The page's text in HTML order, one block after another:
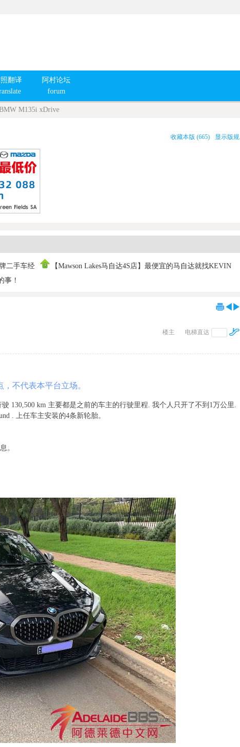
翻译
阿村论坛
forum
M135i xDrive
显示版规
收藏本版 (665)
二手车经 【Mawson Lakes马自达4S店】最便宜的马自达就找KEVIN
事！
电梯直达
楼主
不代表本平台立场。
130,500 km 主要都是之前的车主的行驶里程. 我个人只开了不到1万公里.
. 上任车主安装的4条新轮胎。
。